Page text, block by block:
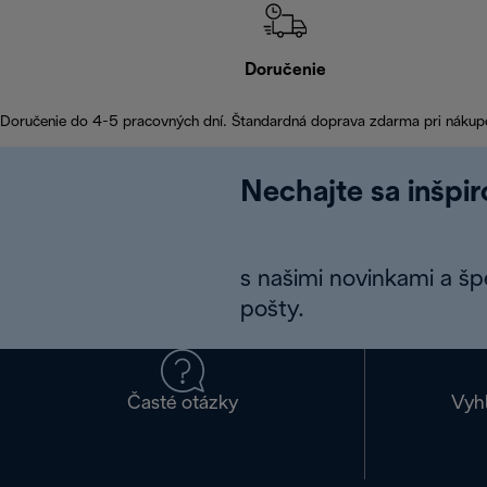
Doručenie
Doručenie do 4-5 pracovných dní. Štandardná doprava zdarma pri
Nechajte sa
s našimi novinkami a
pošty.
Časté otázky